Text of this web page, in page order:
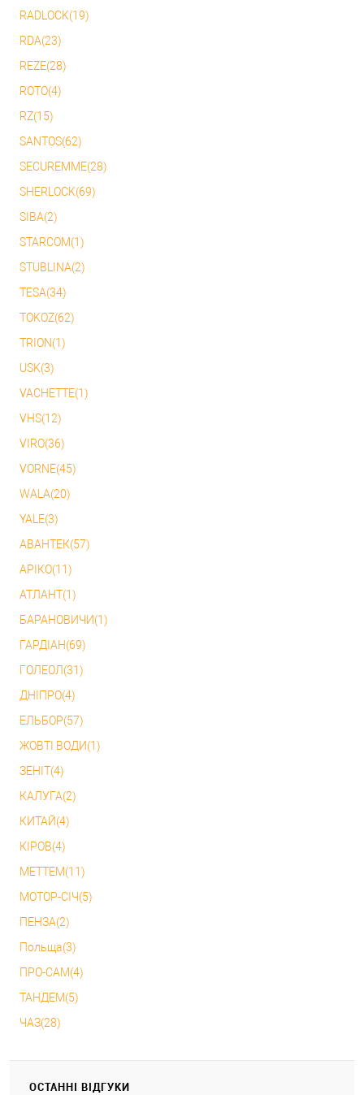
RADLOCK(19)
RDA(23)
REZE(28)
ROTO(4)
RZ(15)
SANTOS(62)
SECUREMME(28)
SHERLOCK(69)
SIBA(2)
STARCOM(1)
STUBLINA(2)
TESA(34)
TOKOZ(62)
TRION(1)
USK(3)
VACHETTE(1)
VHS(12)
VIRO(36)
VORNE(45)
WALA(20)
YALE(3)
АВАНТЕК(57)
АРІКО(11)
АТЛАНТ(1)
БАРАНОВИЧИ(1)
ГАРДІАН(69)
ГОЛЕОЛ(31)
ДНІПРО(4)
ЕЛЬБОР(57)
ЖОВТІ ВОДИ(1)
ЗЕНІТ(4)
КАЛУГА(2)
КИТАЙ(4)
КІРОВ(4)
МЕТТЕМ(11)
МОТОР-СІЧ(5)
ПЕНЗА(2)
Польща(3)
ПРО-САМ(4)
ТАНДЕМ(5)
ЧАЗ(28)
ОСТАННІ ВІДГУКИ